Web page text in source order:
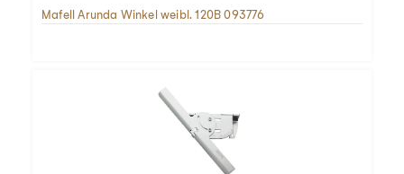
Mafell Arunda Winkel weibl. 120B 093776